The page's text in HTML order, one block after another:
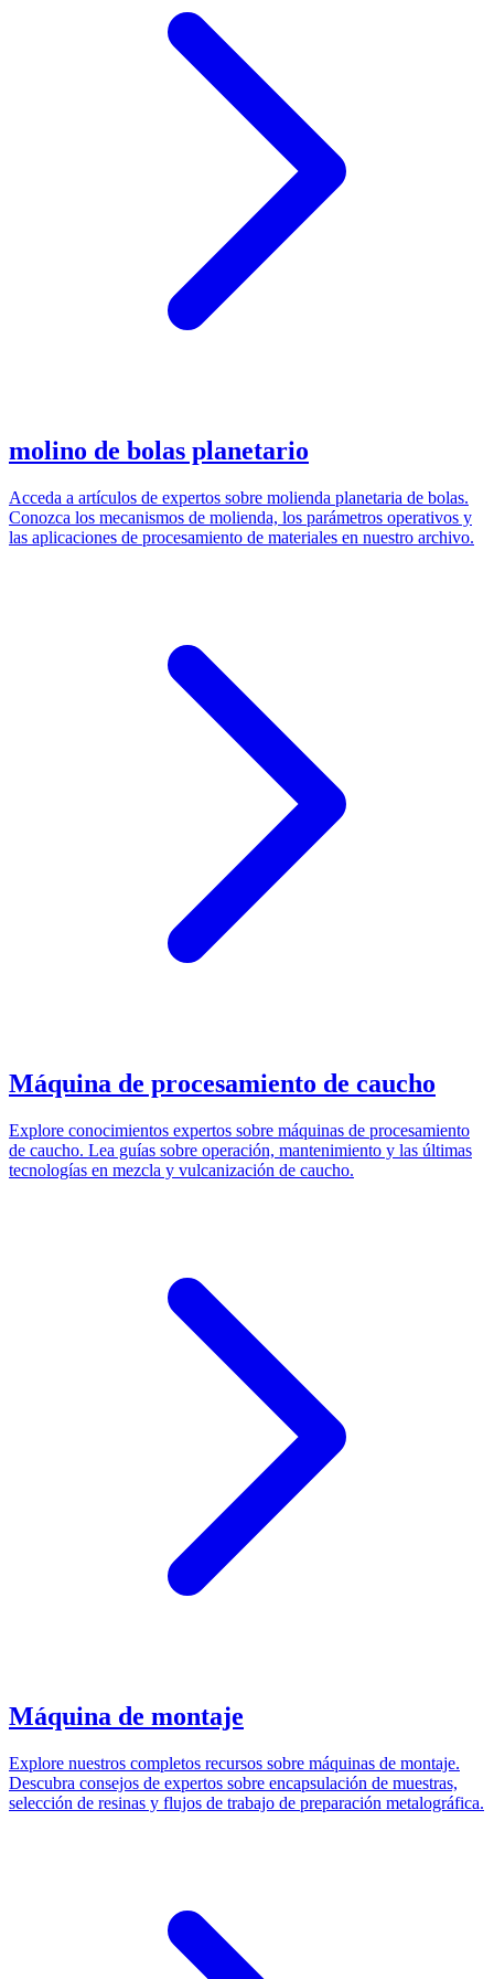
molino de bolas planetario
Acceda a artículos de expertos sobre molienda planetaria de bolas.
Conozca los mecanismos de molienda, los parámetros operativos y
las aplicaciones de procesamiento de materiales en nuestro archivo.
Máquina de procesamiento de caucho
Explore conocimientos expertos sobre máquinas de procesamiento
de caucho. Lea guías sobre operación, mantenimiento y las últimas
tecnologías en mezcla y vulcanización de caucho.
Máquina de montaje
Explore nuestros completos recursos sobre máquinas de montaje.
Descubra consejos de expertos sobre encapsulación de muestras,
selección de resinas y flujos de trabajo de preparación metalográfica.